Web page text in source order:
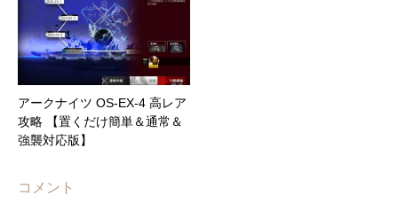
アークナイツ OS-EX-4 高レア
攻略 【置くだけ簡単＆通常＆
強襲対応版】
コメント